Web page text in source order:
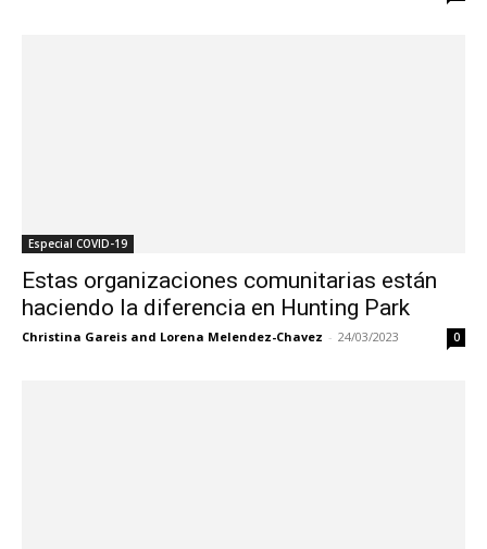
Especial COVID-19
Estas organizaciones comunitarias están
haciendo la diferencia en Hunting Park
Christina Gareis and Lorena Melendez-Chavez - 24/03/2023 0